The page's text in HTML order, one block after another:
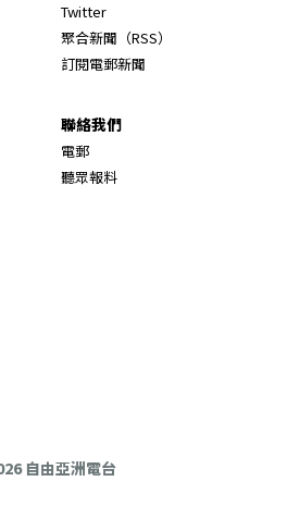
Twitter
聚合新聞（RSS）
訂閱電郵新聞
聯絡我們
電郵
聽眾報料
自由亞洲電台